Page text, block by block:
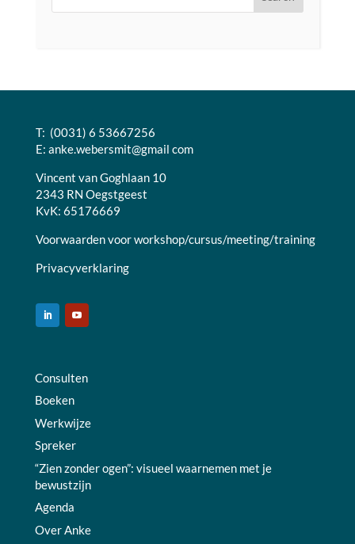
T: (0031) 6 53667256
E: anke.webersmit@gmail com
Vincent van Goghlaan 10
2343 RN Oegstgeest
KvK: 65176669
Voorwaarden voor workshop/cursus/meeting/training
Privacyverklaring
Consulten
Boeken
Werkwijze
Spreker
“Zien zonder ogen”: visueel waarnemen met je
bewustzijn
Agenda
Over Anke